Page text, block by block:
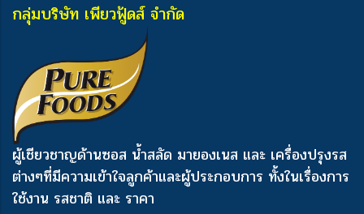
กลุ่มบริษัท เพียวฟู้ดส์ จำกัด
ผู้เชียวชาญด้านซอส น้ำสลัด มายองเนส และ เครื่องปรุงรส
ต่างๆที่มีความเข้าใจลูกค้าและผู้ประกอบการ ทั้งในเรื่องการ
ใช้งาน รสชาติ และ ราคา